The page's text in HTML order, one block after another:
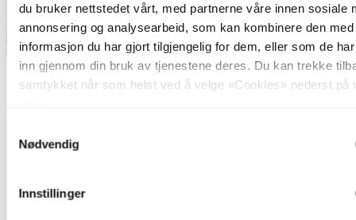
du bruker nettstedet vårt, med partnerne våre innen sosiale
annonsering og analysearbeid, som kan kombinere den med
informasjon du har gjort tilgjengelig for dem, eller som de
inn gjennom din bruk av tjenestene deres. Du kan trekke
samtykket når som helst ved å velge «Cookies» nederst på
Nødvendig
Innstillinger